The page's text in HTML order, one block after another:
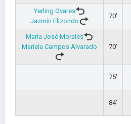
Yerling Ovares
Jazmín Elizondo
70'
María José Morales
Mariela Campos Alvarado
70'
75'
84'